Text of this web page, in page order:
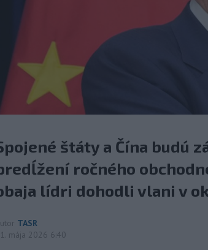
štáty a Čína budú
ročného
lídri dohodli vlani v
TASR
mája 2026 6:40